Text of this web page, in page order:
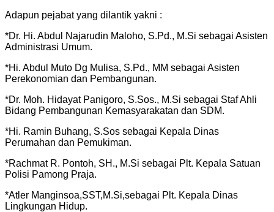
Adapun pejabat yang dilantik yakni :
‎*Dr. Hi. Abdul Najarudin Maloho, S.Pd., M.Si sebagai Asisten
Administrasi Umum.
‎*Hi. Abdul Muto Dg Mulisa, S.Pd., MM sebagai Asisten
Perekonomian dan Pembangunan.
*Dr. Moh. Hidayat Panigoro, S.Sos., M.Si sebagai Staf Ahli
Bidang Pembangunan Kemasyarakatan dan SDM.
*Hi. Ramin Buhang, S.Sos sebagai Kepala Dinas
Perumahan dan Pemukiman.
*Rachmat R. Pontoh, SH., M.Si sebagai Plt. Kepala Satuan
Polisi Pamong Praja.
*Atler Manginsoa,SST,M.Si,sebagai Plt. Kepala Dinas
Lingkungan Hidup.